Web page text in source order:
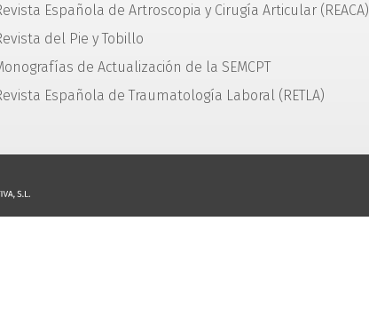
Española de Artroscopia y Cirugía Articular (REACA)
del Pie y Tobillo
de Actualización de la SEMCPT
Española de Traumatología Laboral (RETLA)